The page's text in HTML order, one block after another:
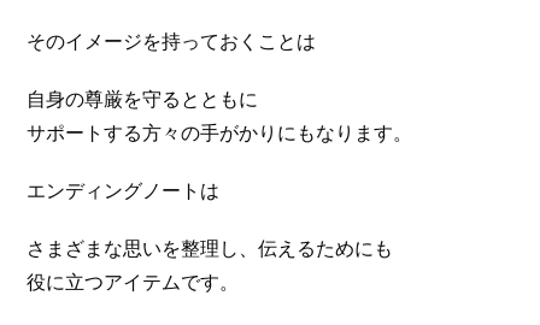
そのイメージを持っておくことは
自身の尊厳を守るとともに
サポートする方々の手がかりにもなります。
エンディングノートは
さまざまな思いを整理し、伝えるためにも
役に立つアイテムです。